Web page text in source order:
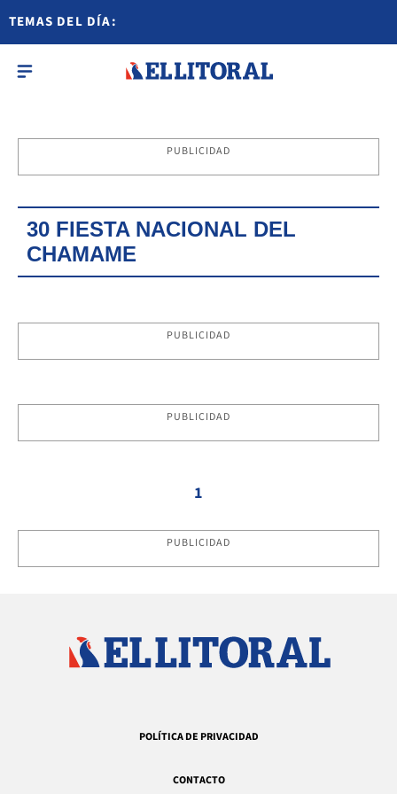
TEMAS DEL DÍA:
PUBLICIDAD
30 FIESTA NACIONAL DEL
CHAMAME
PUBLICIDAD
PUBLICIDAD
1
PUBLICIDAD
POLÍTICA DE PRIVACIDAD
CONTACTO